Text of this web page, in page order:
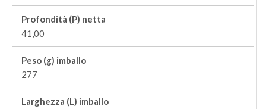
Profondità (P) netta
41,00
Peso (g) imballo
277
Larghezza (L) imballo